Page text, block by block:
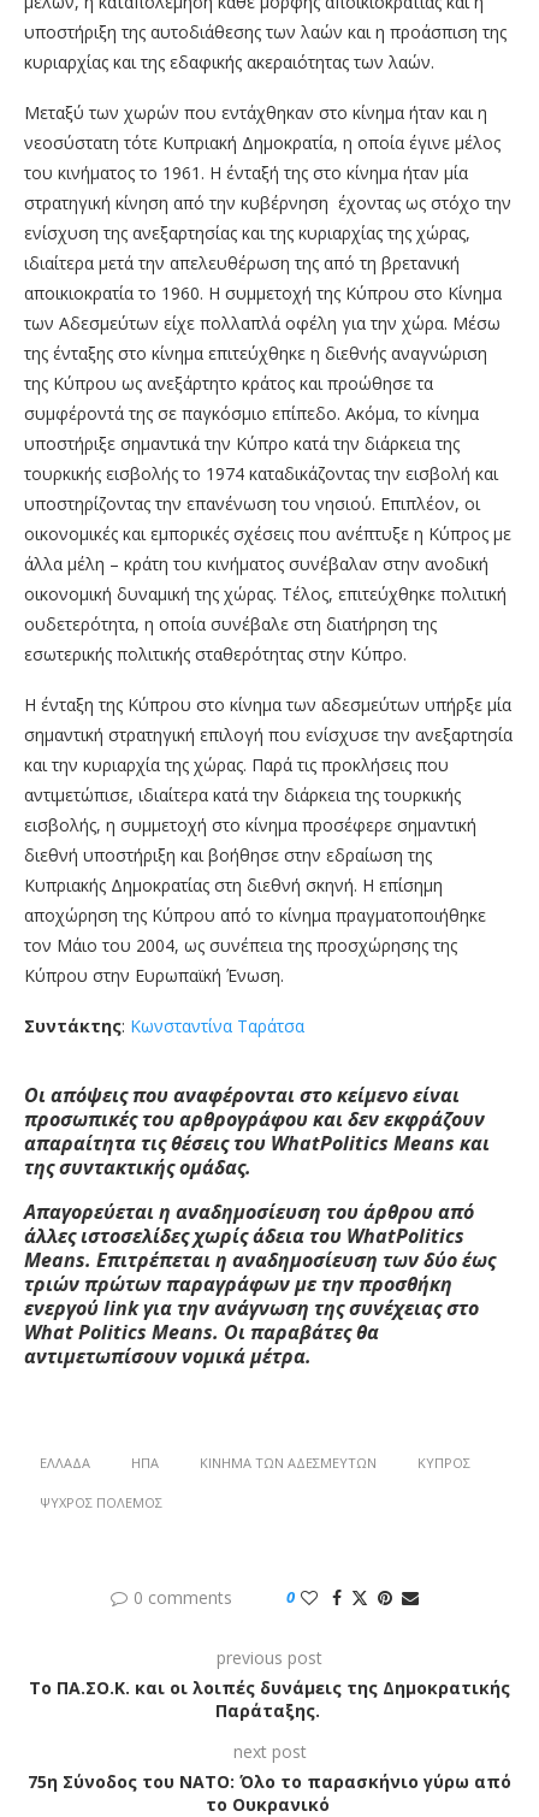
υποστήριξη της αυτοδιάθεσης των λαών και η προάσπιση της
κυριαρχίας και της εδαφικής ακεραιότητας των λαών.
Μεταξύ των χωρών που εντάχθηκαν στο κίνημα ήταν και η
νεοσύστατη τότε Κυπριακή Δημοκρατία, η οποία έγινε μέλος
του κινήματος το 1961. Η ένταξή της στο κίνημα ήταν μία
στρατηγική κίνηση από την κυβέρνηση έχοντας ως στόχο την
ενίσχυση της ανεξαρτησίας και της κυριαρχίας της χώρας,
ιδιαίτερα μετά την απελευθέρωση της από τη βρετανική
αποικιοκρατία το 1960. Η συμμετοχή της Κύπρου στο Κίνημα
των Αδεσμεύτων είχε πολλαπλά οφέλη για την χώρα. Μέσω
της ένταξης στο κίνημα επιτεύχθηκε η διεθνής αναγνώριση
της Κύπρου ως ανεξάρτητο κράτος και προώθησε τα
συμφέροντά της σε παγκόσμιο επίπεδο. Ακόμα, το κίνημα
υποστήριξε σημαντικά την Κύπρο κατά την διάρκεια της
τουρκικής εισβολής το 1974 καταδικάζοντας την εισβολή και
υποστηρίζοντας την επανένωση του νησιού. Επιπλέον, οι
οικονομικές και εμπορικές σχέσεις που ανέπτυξε η Κύπρος με
άλλα μέλη – κράτη του κινήματος συνέβαλαν στην ανοδική
οικονομική δυναμική της χώρας. Τέλος, επιτεύχθηκε πολιτική
ουδετερότητα, η οποία συνέβαλε στη διατήρηση της
εσωτερικής πολιτικής σταθερότητας στην Κύπρο.
Η ένταξη της Κύπρου στο κίνημα των αδεσμεύτων υπήρξε μία
σημαντική στρατηγική επιλογή που ενίσχυσε την ανεξαρτησία
και την κυριαρχία της χώρας. Παρά τις προκλήσεις που
αντιμετώπισε, ιδιαίτερα κατά την διάρκεια της τουρκικής
εισβολής, η συμμετοχή στο κίνημα προσέφερε σημαντική
διεθνή υποστήριξη και βοήθησε στην εδραίωση της
Κυπριακής Δημοκρατίας στη διεθνή σκηνή. Η επίσημη
αποχώρηση της Κύπρου από το κίνημα πραγματοποιήθηκε
τον Μάιο του 2004, ως συνέπεια της προσχώρησης της
Κύπρου στην Ευρωπαϊκή Ένωση.
Συντάκτης: Κωνσταντίνα Ταράτσα
Οι απόψεις που αναφέρονται στο κείμενο είναι
προσωπικές του αρθρογράφου και δεν εκφράζουν
απαραίτητα τις θέσεις του WhatPolitics Means και
της συντακτικής ομάδας.
Απαγορεύεται η αναδημοσίευση του άρθρου από
άλλες ιστοσελίδες χωρίς άδεια του WhatPolitics
Means. Επιτρέπεται η αναδημοσίευση των δύο έως
τριών πρώτων παραγράφων με την προσθήκη
ενεργού linkγια την ανάγνωση της συνέχειας στο
WhatPolitics Means. Οι παραβάτες θα
αντιμετωπίσουν νομικά μέτρα.
ΕΛΛΆΔΑ ΗΠΑ ΚΊΝΗΜΑ ΤΩΝ ΑΔΕΣΜΕΎΤΩΝ ΚΎΠΡΟΣ
ΨΥΧΡΌΣ ΠΌΛΕΜΟΣ
0 comments 0
previous post
Το ΠΑ.ΣΟ.Κ. και οι λοιπές δυνάμεις της Δημοκρατικής
Παράταξης.
next post
75η Σύνοδος του NATO: Όλο το παρασκήνιο γύρω από
το Ουκρανικό